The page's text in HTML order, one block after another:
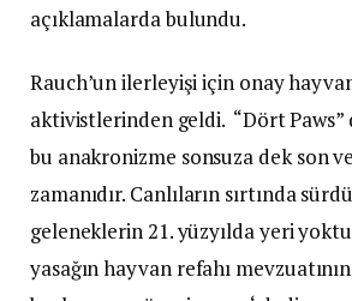
açıklamalarda bulundu.
Rauch’un ilerleyişi için onay
aktivistlerinden geldi. “Dört Paws”
bu anakronizme sonsuza dek son
zamanıdır. Canlıların sırtında
geleneklerin 21. yüzyılda yeri
yasağın hayvan refahı